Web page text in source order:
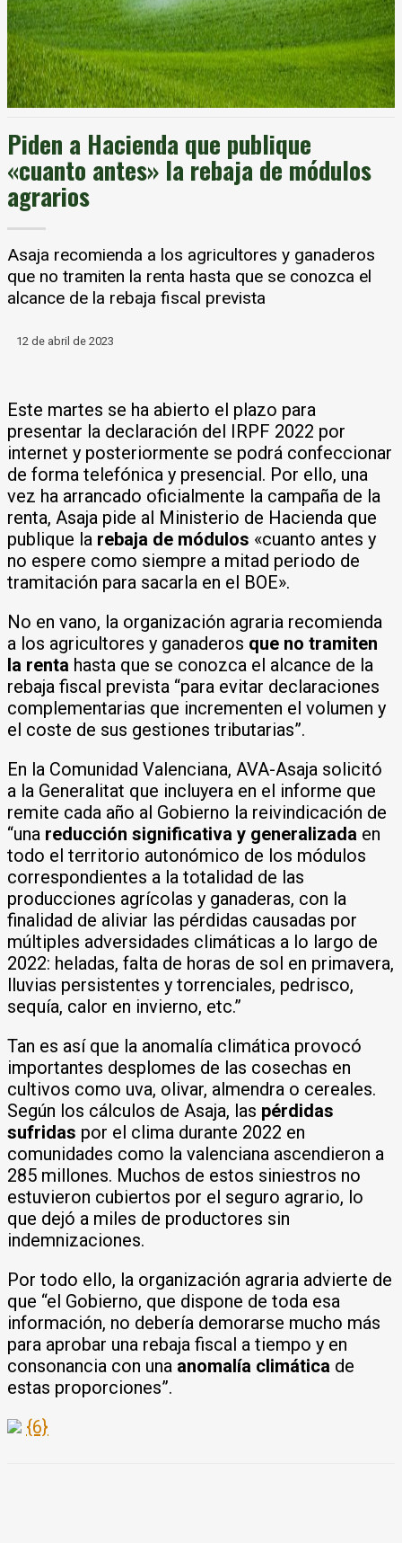
Piden a Hacienda que publique
«cuanto antes» la rebaja de módulos
agrarios
Asaja recomienda a los agricultores y ganaderos
que no tramiten la renta hasta que se conozca el
alcance de la rebaja fiscal prevista
12 de abril de 2023
Este martes se ha abierto el plazo para
presentar la declaración del IRPF 2022 por
internet y posteriormente se podrá confeccionar
de forma telefónica y presencial. Por ello, una
vez ha arrancado oficialmente la campaña de la
renta, Asaja pide al Ministerio de Hacienda que
publique la rebaja de módulos «cuanto antes y
no espere como siempre a mitad periodo de
tramitación para sacarla en el BOE».
No en vano, la organización agraria recomienda
a los agricultores y ganaderos que no tramiten
la renta hasta que se conozca el alcance de la
rebaja fiscal prevista “para evitar declaraciones
complementarias que incrementen el volumen y
el coste de sus gestiones tributarias”.
En la Comunidad Valenciana, AVA-Asaja solicitó
a la Generalitat que incluyera en el informe que
remite cada año al Gobierno la reivindicación de
“una reducción significativa y generalizada en
todo el territorio autonómico de los módulos
correspondientes a la totalidad de las
producciones agrícolas y ganaderas, con la
finalidad de aliviar las pérdidas causadas por
múltiples adversidades climáticas a lo largo de
2022: heladas, falta de horas de sol en primavera,
lluvias persistentes y torrenciales, pedrisco,
sequía, calor en invierno, etc.”
Tan es así que la anomalía climática provocó
importantes desplomes de las cosechas en
cultivos como uva, olivar, almendra o cereales.
Según los cálculos de Asaja, las pérdidas
sufridas por el clima durante 2022 en
comunidades como la valenciana ascendieron a
285 millones. Muchos de estos siniestros no
estuvieron cubiertos por el seguro agrario, lo
que dejó a miles de productores sin
indemnizaciones.
Por todo ello, la organización agraria advierte de
que “el Gobierno, que dispone de toda esa
información, no debería demorarse mucho más
para aprobar una rebaja fiscal a tiempo y en
consonancia con una anomalía climática de
estas proporciones”.
{6}